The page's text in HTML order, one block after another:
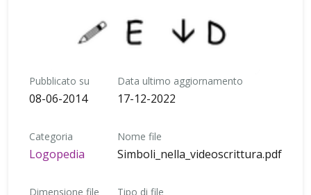
Pubblicato su
08-06-2014
Data ultimo aggiornamento
17-12-2022
Categoria
Logopedia
Nome file
Simboli_nella_videoscrittura.pdf
Dimensione file Tipo di file